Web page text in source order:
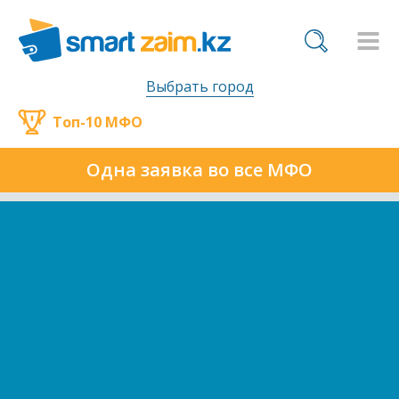
Выбрать город
Одна заявка во все МФО
Топ-10 МФО